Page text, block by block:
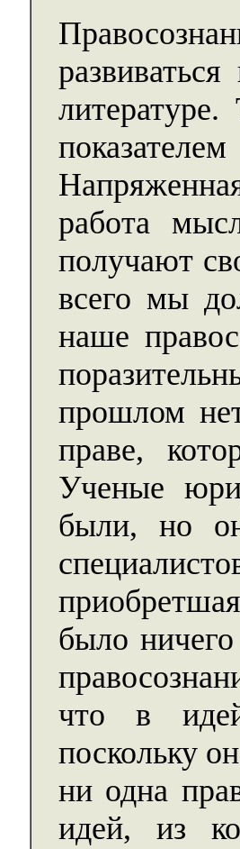
работа
получают
всего мы
наше
прошлом
праве,
Ученые
были, но
было
что в
поскольку
ни одна
идей, из